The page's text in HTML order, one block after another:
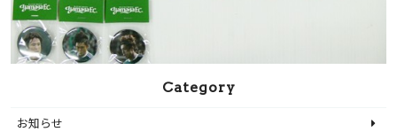
Category
お知らせ